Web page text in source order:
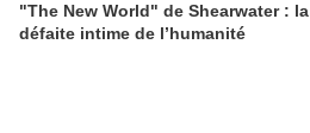
"The New World" de Shearwater : la
défaite intime de l’humanité